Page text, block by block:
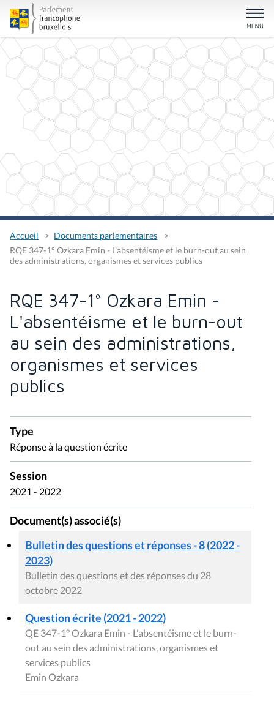
Accueil
Documents parlementaires
RQE 347-1° Ozkara Emin - L'absentéisme et le burn-out au sein
des administrations, organismes et services publics
RQE 347-1° Ozkara Emin -
L'absentéisme et le burn-out
au sein des administrations,
organismes et services
publics
Type
Réponse à la question écrite
Session
2021 - 2022
Document(s) associé(s)
Bulletin des questions et réponses - 8 (2022 -
2023)
Bulletin des questions et des réponses du 28
octobre 2022
Question écrite (2021 - 2022)
QE 347-1° Ozkara Emin - L'absentéisme et le burn-
out au sein des administrations, organismes et
services publics
Emin Ozkara